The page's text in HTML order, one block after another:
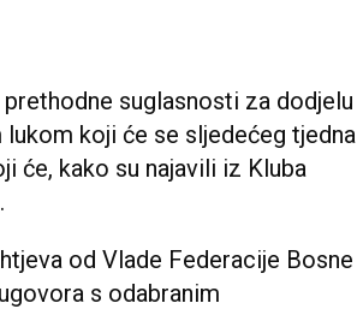
suglasnosti za dodjelu
koji će se sljedećeg tjedna
će, kako su najavili iz Kluba
od Vlade Federacije Bosne
s odabranim